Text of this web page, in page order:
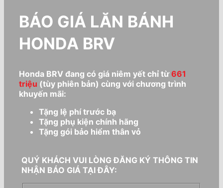
BÁO GIÁ LĂN BÁNH
HONDA BRV
Honda BRV đang có giá niêm yết chỉ từ661
triệu (tùy phiên bản) cùng với chương trình
khuyến mãi:
Tặng lệ phí trước bạ
Tặng phụ kiện chính hãng
Tặng gói bảo hiểm thân vỏ
QUÝ KHÁCH VUI LÒNG ĐĂNG KÝ THÔNG TIN
NHẬN BÁO GIÁ TẠI ĐÂY: